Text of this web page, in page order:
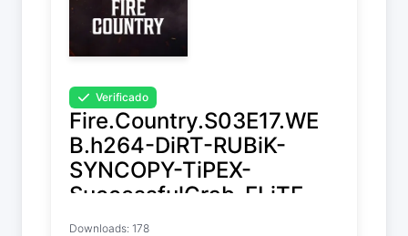
Verificado
Fire.Country.S03E17.WE
B.h264-DiRT-RUBiK-
SYNCOPY-TiPEX-
SuccessfulCrab-ELiTE-
mSD-NTb-MeGusta-
Downloads: 178